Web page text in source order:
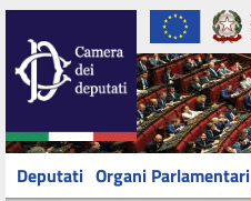
Deputati Organi Parlamentari